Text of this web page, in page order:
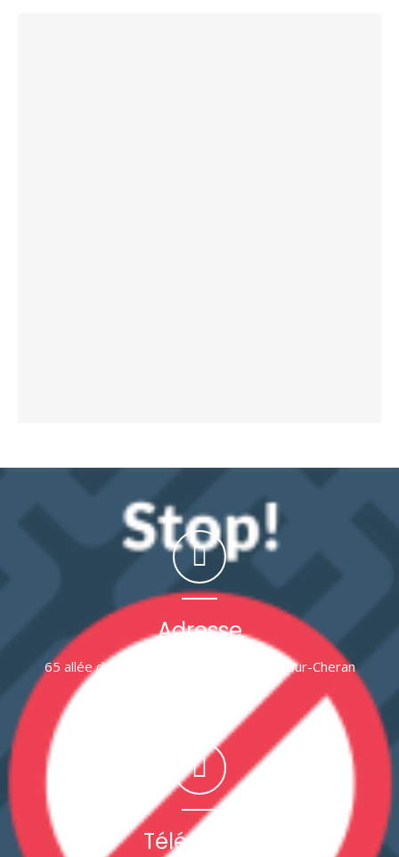
Adresse
65 allée de Champs Galère 74540 Alby-sur-Cheran
Téléphone